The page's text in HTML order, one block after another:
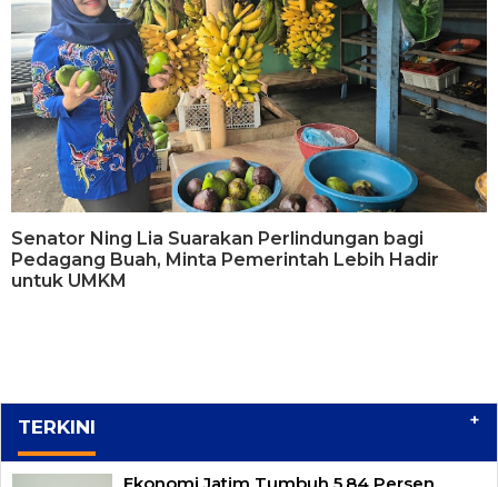
Senator Ning Lia Suarakan Perlindungan bagi
Pedagang Buah, Minta Pemerintah Lebih Hadir
untuk UMKM
TERKINI +